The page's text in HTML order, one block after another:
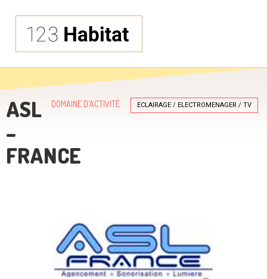
DOMAINE D'ACTIVITÉ ECLAIRAGE / ELECTROMENAGER / TV
ASL
–
FRANCE